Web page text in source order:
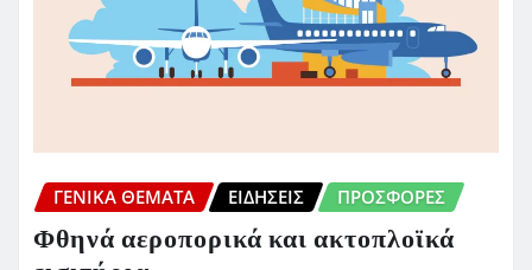
ΓΕΝΙΚΑ ΘΕΜΑΤΑ ΕΙΔΗΣΕΙΣ ΠΡΟΣΦΟΡΈΣ
Φθηνά αεροπορικά και ακτοπλοϊκά